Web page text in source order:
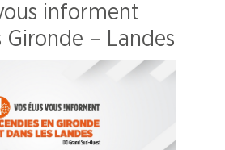
informent
Gironde – Landes